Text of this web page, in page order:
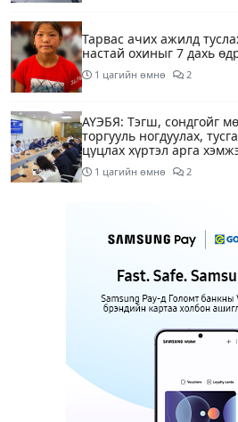
Тарвас ачих ажилд
настай охиныг 7 дахь
1 цагийн өмнө 2
АҮЭБЯ: Тэгш, сондгойг
торгууль ногдуулах,
цуцлах хүртэл арга
1 цагийн өмнө 2
компанийн
ажиллагааг
Улаанбаатарт 29 хэм
5 цагийн өмнө
С.Амарсайхан:
байдлаар зөвшөөрөл